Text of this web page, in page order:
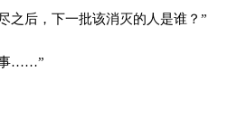
之后，下一批该消灭的人是谁？”
事……”